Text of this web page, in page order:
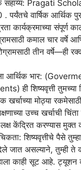
सहाय्य: Pragati
वार्षिक आर्थिक
कार्यक्रमाच्या संपूर्ण
कमाल चार वर्षे आणि
तीन वर्षे—ही
आर्थिक भार:
ही शिष्यवृत्ती
खर्चाच्या मोठ्या
उच्च खर्चाची
लक्ष केंद्रित करण्यास मुक्त
शिष्यवृत्तीचे पैसे
जात असल्याने, तुम्ही ते
काही सूट आहे. ट्यूशन